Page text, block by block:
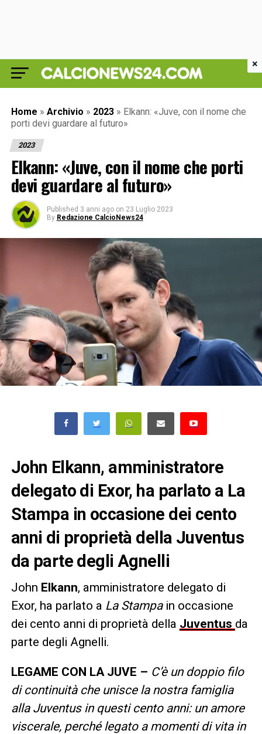
Home » Archivio » 2023 » Elkann: «Juve, con il nome che
porti devi guardare al futuro»
2023
Elkann: «Juve, con il nome che porti
devi guardare al futuro»
Published 3 anni ago on 23 Luglio 2023
By Redazione CalcioNews24
John Elkann, amministratore
delegato di Exor, ha parlato a La
Stampa in occasione dei cento
anni di proprietà della Juventus
da parte degli Agnelli
John Elkann, amministratore delegato di
Exor, ha parlato a La Stampain occasione
dei cento anni di proprietà della Juventus da
parte degli Agnelli.
LEGAME CON LA JUVE – C’è un doppio filo
di continuità che unisce la nostra famiglia
alla Juventus in questi cento anni: un amore
viscerale, perché legato a momenti di vita in
×